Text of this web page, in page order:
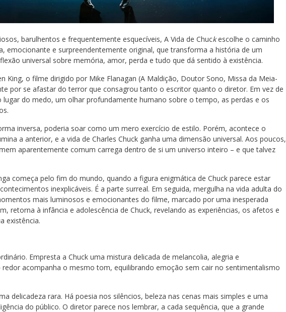
barulhentos e frequentemente esquecíveis, A Vida de Chuckescolhe o caminho
emocionante e surpreendentemente original, que transforma a história de um
universal sobre memória, amor, perda e tudo que dá sentido à existência.
King, o filme dirigido por Mike Flanagan (A Maldição, Doutor Sono, Missa da Meia-
por se afastar do terror que consagrou tanto o escritor quanto o diretor. Em vez de
do medo, um olhar profundamente humano sobre o tempo, as perdas e os
inversa, poderia soar como um mero exercício de estilo. Porém, acontece o
a anterior, e a vida de Charles Chuck ganha uma dimensão universal. Aos poucos,
aparentemente comum carrega dentro de si um universo inteiro – e que talvez
começa pelo fim do mundo, quando a figura enigmática de Chuck parece estar
inexplicáveis. É a parte surreal. Em seguida, mergulha na vida adulta do
mais luminosos e emocionantes do filme, marcado por uma inesperada
retorna à infância e adolescência de Chuck, revelando as experiências, os afetos e
existência.
Empresta a Chuck uma mistura delicada de melancolia, alegria e
acompanha o mesmo tom, equilibrando emoção sem cair no sentimentalismo
delicadeza rara. Há poesia nos silêncios, beleza nas cenas mais simples e uma
do público. O diretor parece nos lembrar, a cada sequência, que a grande